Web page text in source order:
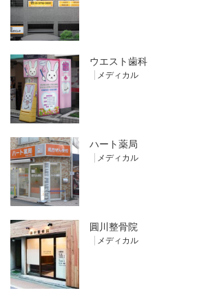
ウエスト歯科
メディカル
ハート薬局
メディカル
圓川整骨院
メディカル